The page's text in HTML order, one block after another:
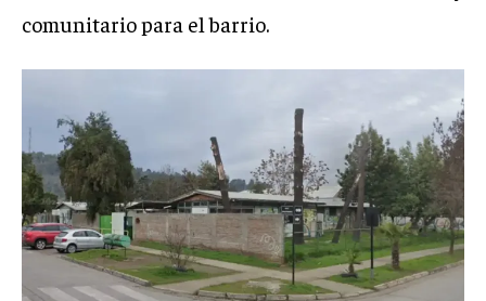
comunitario para el barrio.